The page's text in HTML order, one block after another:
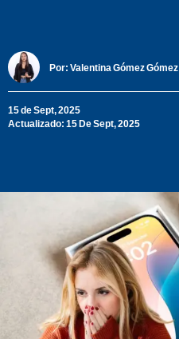
Por: Valentina Gómez Gómez
15 de Sept, 2025
Actualizado: 15 De Sept, 2025